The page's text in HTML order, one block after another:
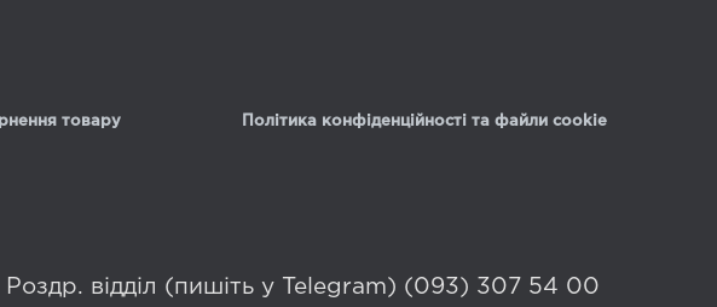
товару Політика конфіденційності та файли cookie
Роздр. відділ (пишіть у Telegram) (093) 307 54 00